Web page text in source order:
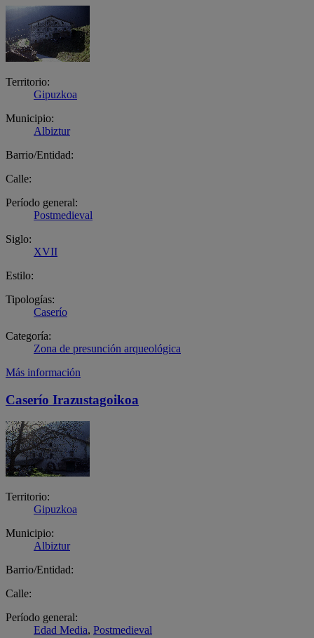
Territorio:
Gipuzkoa
Municipio:
Albiztur
Barrio/Entidad:
Calle:
Período general:
Postmedieval
Siglo:
XVII
Estilo:
Tipologías:
Caserío
Categoría:
Zona de presunción arqueológica
Más información
Caserío Irazustagoikoa
Territorio:
Gipuzkoa
Municipio:
Albiztur
Barrio/Entidad:
Calle:
Período general:
Edad Media, Postmedieval